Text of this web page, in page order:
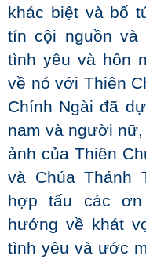
khác biệt và bổ
tín cội nguồn và
tình yêu và hôn
về nó với Thiên
Chính Ngài đã
nam và người
ảnh của Thiên
và Chúa Thánh
hợp tấu các
hướng về khát
tình yêu và ước